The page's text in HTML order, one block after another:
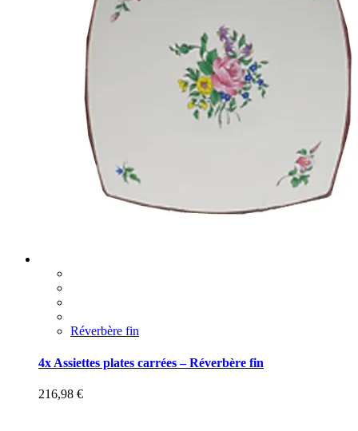
Réverbère fin
4x Assiettes plates carrées – Réverbère fin
216,98 €